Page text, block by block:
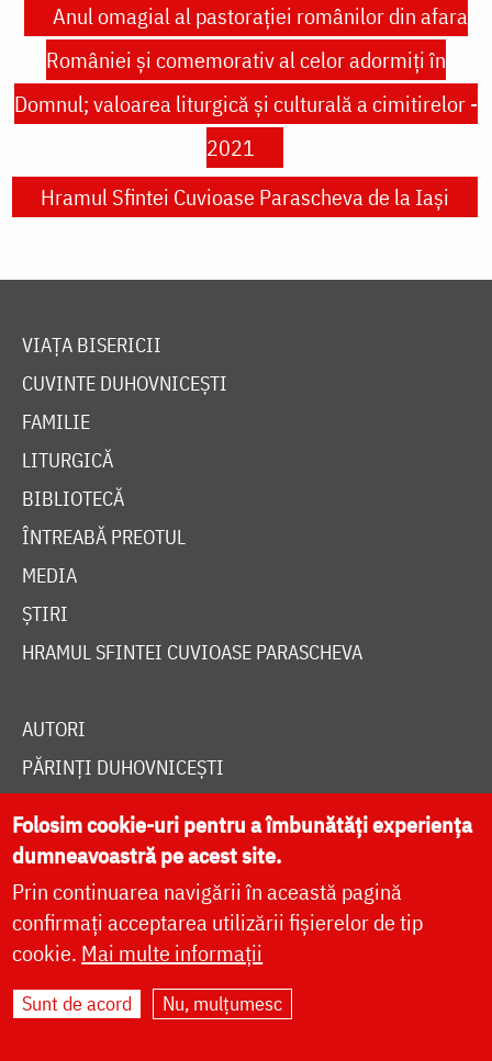
Anul omagial al pastoraţiei românilor din afara
României şi comemorativ al celor adormiţi în
Domnul; valoarea liturgică şi culturală a cimitirelor -
2021
Hramul Sfintei Cuvioase Parascheva de la Iași
VIAȚA BISERICII
CUVINTE DUHOVNICEȘTI
FAMILIE
LITURGICĂ
BIBLIOTECĂ
ÎNTREABĂ PREOTUL
MEDIA
ȘTIRI
HRAMUL SFINTEI CUVIOASE PARASCHEVA
AUTORI
PĂRINȚI DUHOVNICEȘTI
TEMATICĂ
SINAXAR ALFABETIC
MĂNĂSTIRI ȘI BISERICI
CALENDAR ORTODOX
WIDGET DOXOLOGIA
Folosim cookie-uri pentru a îmbunătăți experiența
dumneavoastră pe acest site.
Prin continuarea navigării în această pagină
confirmați acceptarea utilizării fișierelor de tip
cookie. Mai multe informații
Sunt de acord Nu, mulțumesc